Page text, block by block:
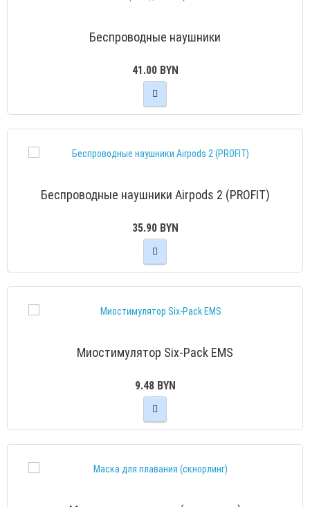
Беспроводные наушники
41.00 BYN
Беспроводные наушники Аirpods 2 (PROFIT)
35.90 BYN
Миостимулятор Six-Pack EMS
9.48 BYN